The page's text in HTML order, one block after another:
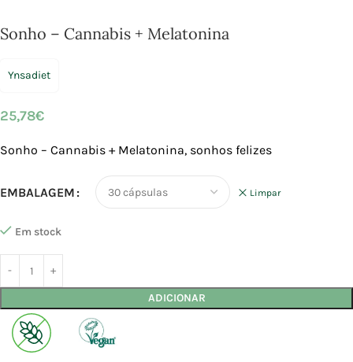
Sonho – Cannabis + Melatonina
Ynsadiet
25,78€
Sonho – Cannabis + Melatonina, sonhos felizes
EMBALAGEM Limpar
Em stock
ADICIONAR